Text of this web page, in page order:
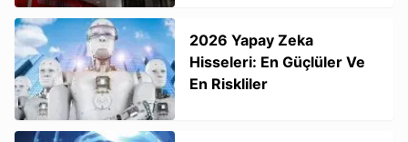
2026 Yapay Zeka
Hisseleri: En Güçlüler Ve
En Riskliler